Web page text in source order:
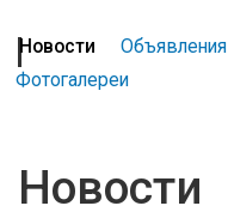
Новости Объявления
Фотогалереи
Новости